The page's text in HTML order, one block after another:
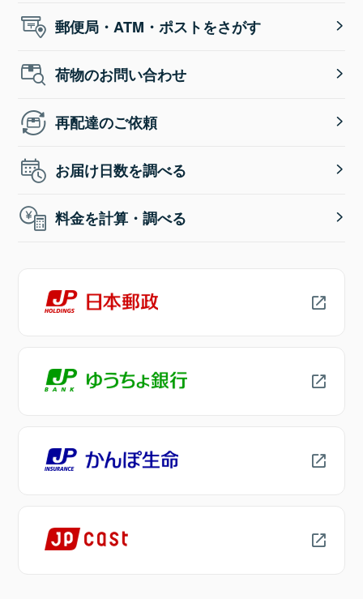
郵便局・ATM・ポストをさがす
荷物のお問い合わせ
再配達のご依頼
お届け日数を調べる
料金を計算・調べる